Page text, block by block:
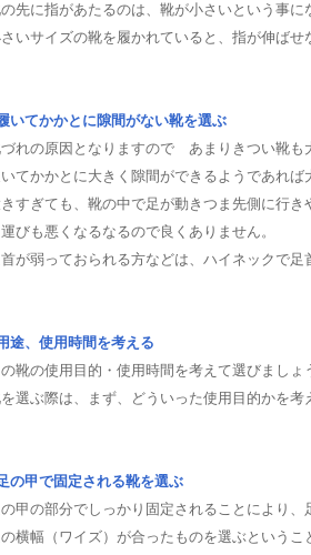
先に指があたるのは、靴が小さいという事に
いサイズの靴を履かれていると、指が伸ばせ
いてかかとに隙間がない靴を選ぶ
れの原因となりますので あまりきつい靴も
てかかとに大きく隙間ができるようであれば
すぎても、靴の中で足が動きつま先側に行き
びも悪くなるなるので良くありません。
が弱っておられる方などは、ハイネックで足
途、使用時間を考える
靴の使用目的・使用時間を考えて選びましょ
選ぶ際は、まず、どういった使用目的かを考
の甲で固定される靴を選ぶ
甲の部分でしっかり固定されることにより、
横幅（ワイズ）が合ったものを選ぶというこ